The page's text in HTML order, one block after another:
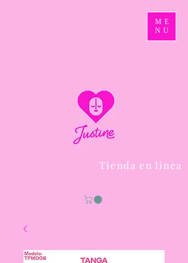
ME
NU
Tienda en linea